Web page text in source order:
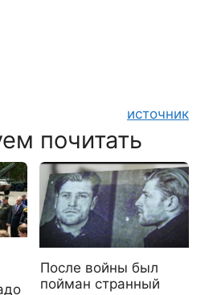
источник
почитать
После войны был
пойман странный